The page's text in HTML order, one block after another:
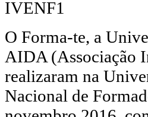
O Forma-te, a
AIDA (Associação
realizaram na
Nacional de